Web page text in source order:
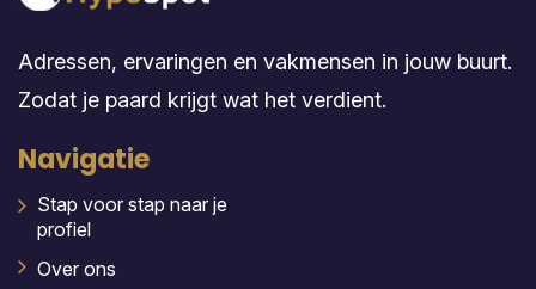
Adressen, ervaringen en vakmensen in jouw buurt.
Zodat je paard krijgt wat het verdient.
Navigatie
Stap voor stap naar je
profiel
Over ons